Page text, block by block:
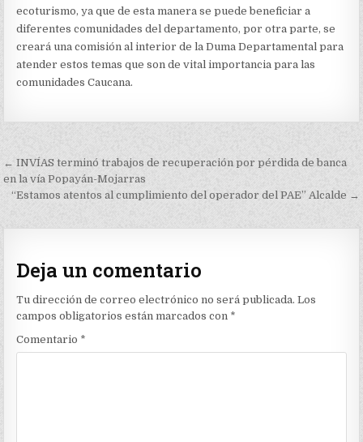
ecoturismo, ya que de esta manera se puede beneficiar a
diferentes comunidades del departamento, por otra parte, se
creará una comisión al interior de la Duma Departamental para
atender estos temas que son de vital importancia para las
comunidades Caucana.
Navegación
de
← INVÍAS terminó trabajos de recuperación por pérdida de banca
en la vía Popayán-Mojarras
“Estamos atentos al cumplimiento del operador del PAE” Alcalde →
Deja un comentario
Tu dirección de correo electrónico no será publicada. Los
campos obligatorios están marcados con *
Comentario *